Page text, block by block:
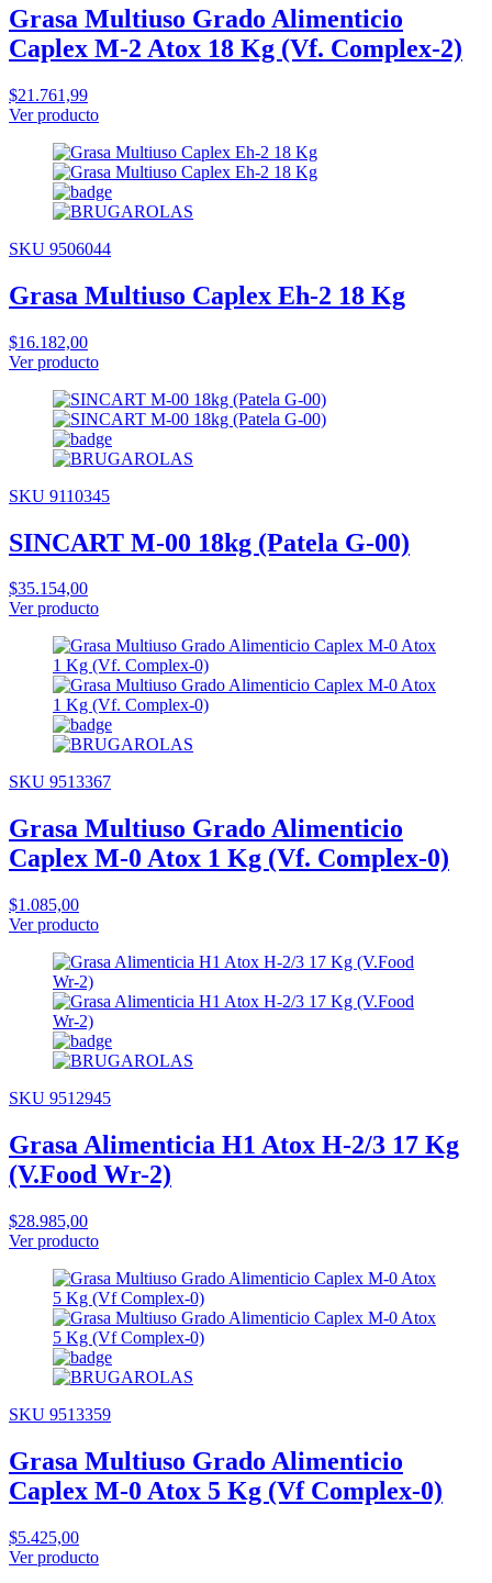
Grasa Multiuso Grado Alimenticio
Caplex M-2 Atox 18 Kg (Vf. Complex-2)
$21.761,99
Ver producto
SKU 9506044
Grasa Multiuso Caplex Eh-2 18 Kg
$16.182,00
Ver producto
SKU 9110345
SINCART M-00 18kg (Patela G-00)
$35.154,00
Ver producto
SKU 9513367
Grasa Multiuso Grado Alimenticio
Caplex M-0 Atox 1 Kg (Vf. Complex-0)
$1.085,00
Ver producto
SKU 9512945
Grasa Alimenticia H1 Atox H-2/3 17 Kg
(V.Food Wr-2)
$28.985,00
Ver producto
SKU 9513359
Grasa Multiuso Grado Alimenticio
Caplex M-0 Atox 5 Kg (Vf Complex-0)
$5.425,00
Ver producto